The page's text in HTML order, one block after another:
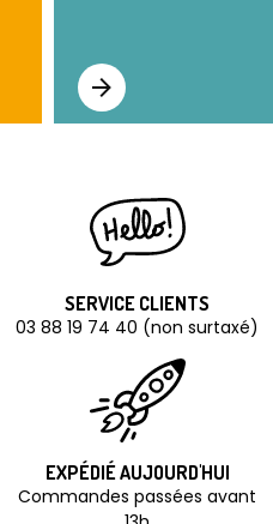
SERVICE CLIENTS
03 88 19 74 40 (non surtaxé)
EXPÉDIÉ AUJOURD'HUI
Commandes passées avant